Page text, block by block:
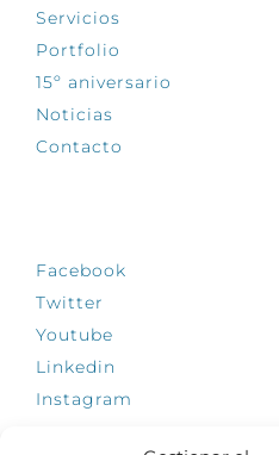
Servicios
Portfolio
15º aniversario
Noticias
Contacto
Facebook
Twitter
Youtube
Linkedin
Instagram